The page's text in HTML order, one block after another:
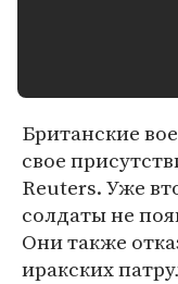
Британские
свое
Reuters. Уже
солдаты не
Они также
иракских